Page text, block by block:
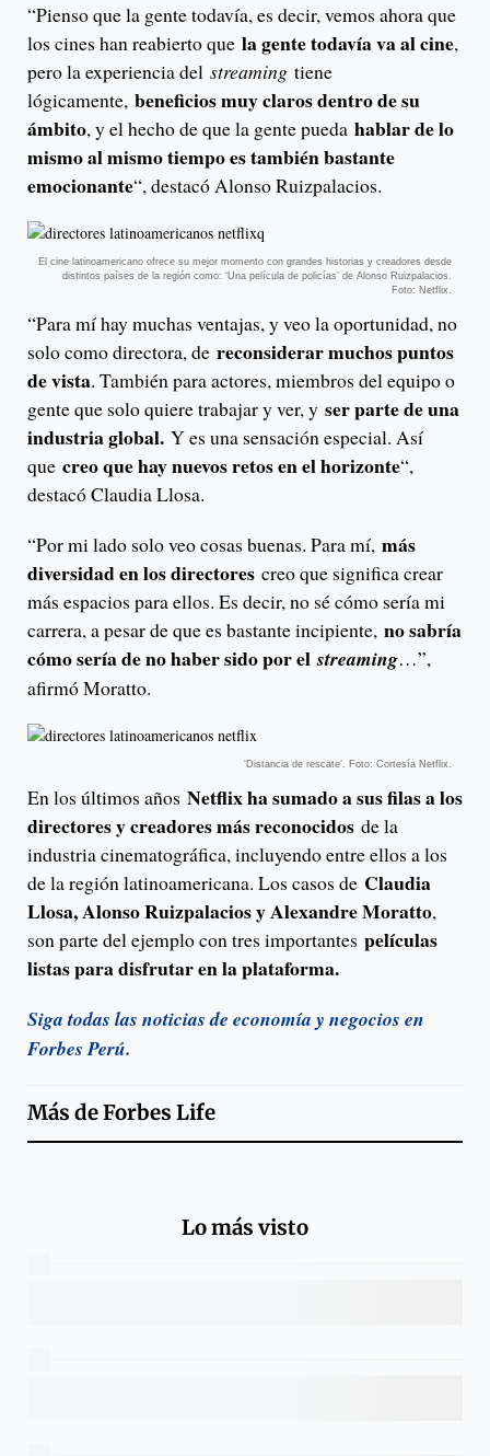
“Pienso que la gente todavía, es decir, vemos ahora que
los cines han reabierto que la gente todavía va al cine,
pero la experiencia del streaming tiene
lógicamente, beneficios muy claros dentro de su
ámbito, y el hecho de que la gente pueda hablar de lo
mismo al mismo tiempo es también bastante
emocionante“, destacó Alonso Ruizpalacios.
El cine latinoamericano ofrece su mejor momento con grandes historias y creadores desde
distintos países de la región como: ‘Una película de policías’ de Alonso Ruizpalacios.
Foto: Netflix.
“Para mí hay muchas ventajas, y veo la oportunidad, no
solo como directora, de reconsiderar muchos puntos
de vista. También para actores, miembros del equipo o
gente que solo quiere trabajar y ver, y ser parte de una
industria global. Y es una sensación especial. Así
que creo que hay nuevos retos en el horizonte“,
destacó Claudia Llosa.
“Por mi lado solo veo cosas buenas. Para mí, más
diversidad en los directores creo que significa crear
más espacios para ellos. Es decir, no sé cómo sería mi
carrera, a pesar de que es bastante incipiente, no sabría
cómo sería de no haber sido por elstreaming…”,
afirmó Moratto.
‘Distancia de rescate’. Foto: Cortesía Netflix.
En los últimos años Netflix ha sumado a sus filas a los
directores y creadores más reconocidos de la
industria cinematográfica, incluyendo entre ellos a los
de la región latinoamericana. Los casos de Claudia
Llosa, Alonso Ruizpalacios y Alexandre Moratto,
son parte del ejemplo con tres importantes películas
listas para disfrutar en la plataforma.
Siga todas las noticias de economía y negocios en
Forbes Perú.
Más deForbes Life
Lo más visto